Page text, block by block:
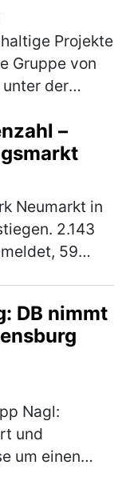
Projekte
Gruppe von
der
(mehr)
–
Neumarkt in
2.143
59
DB nimmt
Nagl:
und
um einen